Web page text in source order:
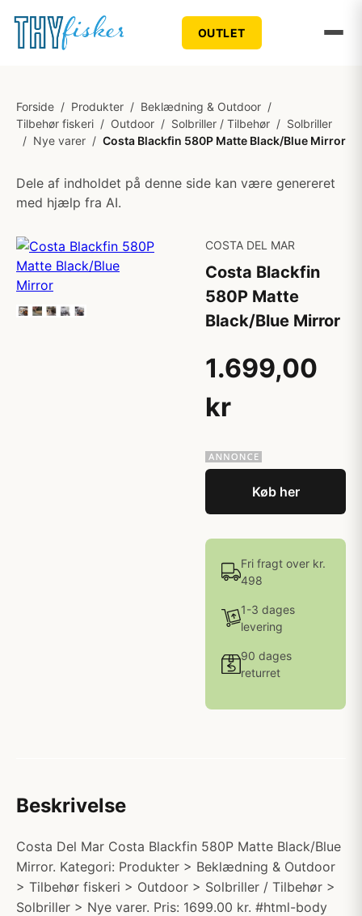
OUTLET
Forside / Produkter / Beklædning & Outdoor /
Tilbehør fiskeri / Outdoor / Solbriller / Tilbehør / Solbriller
/ Nye varer / Costa Blackfin 580P Matte Black/Blue Mirror
Dele af indholdet på denne side kan være genereret
med hjælp fra AI.
COSTA DEL MAR
Costa Blackfin
580P Matte
Black/Blue Mirror
1.699,00
kr
Køb her
Fri fragt over kr.
498
1-3 dages
levering
90 dages
returret
Beskrivelse
Costa Del Mar Costa Blackfin 580P Matte Black/Blue
Mirror. Kategori: Produkter > Beklædning & Outdoor
> Tilbehør fiskeri > Outdoor > Solbriller / Tilbehør >
Solbriller > Nye varer. Pris: 1699.00 kr. #html-body